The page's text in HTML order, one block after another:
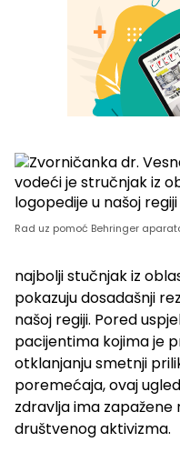
Rad uz pomoć Behringer
najbolji stučnjak iz
pokazuju dosadašnji
našoj regiji. Pored
pacijentima kojima je
otklanjanju smetnji
poremećaja, ovaj
zdravlja ima
društvenog aktivizma.